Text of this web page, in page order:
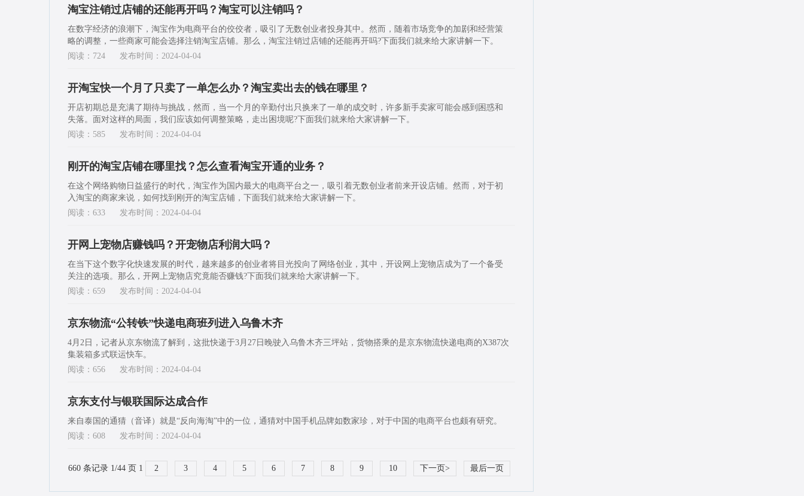
淘宝注销过店铺的还能再开吗？淘宝可以注销吗？
在数字经济的浪潮下，淘宝作为电商平台的佼佼者，吸引了无数创业者投身其中。然而，随着市场竞争的加剧和经营策
略的调整，一些商家可能会选择注销淘宝店铺。那么，淘宝注销过店铺的还能再开吗?下面我们就来给大家讲解一下。
阅读：724
发布时间：2024-04-04
开淘宝快一个月了只卖了一单怎么办？淘宝卖出去的钱在哪里？
开店初期总是充满了期待与挑战，然而，当一个月的辛勤付出只换来了一单的成交时，许多新手卖家可能会感到困惑和
失落。面对这样的局面，我们应该如何调整策略，走出困境呢?下面我们就来给大家讲解一下。
阅读：585
发布时间：2024-04-04
刚开的淘宝店铺在哪里找？怎么查看淘宝开通的业务？
在这个网络购物日益盛行的时代，淘宝作为国内最大的电商平台之一，吸引着无数创业者前来开设店铺。然而，对于初
入淘宝的商家来说，如何找到刚开的淘宝店铺，下面我们就来给大家讲解一下。
阅读：633
发布时间：2024-04-04
开网上宠物店赚钱吗？开宠物店利润大吗？
在当下这个数字化快速发展的时代，越来越多的创业者将目光投向了网络创业，其中，开设网上宠物店成为了一个备受
关注的选项。那么，开网上宠物店究竟能否赚钱?下面我们就来给大家讲解一下。
阅读：659
发布时间：2024-04-04
京东物流“公转铁”快递电商班列进入乌鲁木齐
4月2日，记者从京东物流了解到，这批快递于3月27日晚驶入乌鲁木齐三坪站，货物搭乘的是京东物流快递电商的X387次
集装箱多式联运快车。
阅读：656
发布时间：2024-04-04
京东支付与银联国际达成合作
来自泰国的通猜（音译）就是“反向海淘”中的一位，通猜对中国手机品牌如数家珍，对于中国的电商平台也颇有研究。
阅读：608
发布时间：2024-04-04
660 条记录 1/44 页 1 2 3 4 5 6 7 8 9 10 下一页> 最后一页